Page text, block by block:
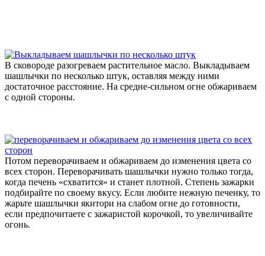
В сковороде разогреваем растительное масло. Выкладываем
шашлычки по несколько штук, оставляя между ними
достаточное расстояние. На средне-сильном огне обжариваем
с одной стороны.
Потом переворачиваем и обжариваем до изменения цвета со
всех сторон. Переворачивать шашлычки нужно только тогда,
когда печень «схватится» и станет плотной. Степень зажарки
подбирайте по своему вкусу. Если любите нежную печенку, то
жарьте шашлычки якитори на слабом огне до готовности,
если предпочитаете с зажаристой корочкой, то увеличивайте
огонь.